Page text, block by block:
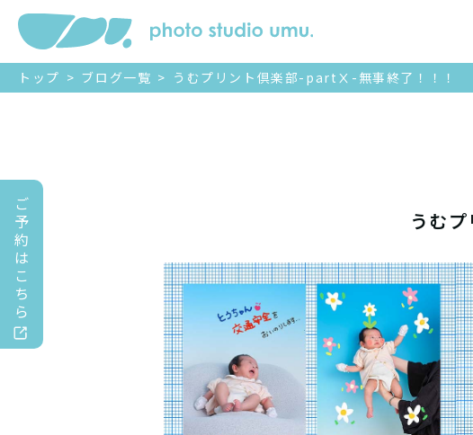
ご
予
約
は
こ
ち
ら
トップ > ブログ一覧 > うむプリント倶楽部-partⅩ-無事終了！！！
うむ